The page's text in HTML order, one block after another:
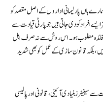
ہاں پارلیمانی اداروں کے اصل مقصد کو
افراد کو دی جاتی ہیں جو پارٹی قیادت سے
فائدہ مطلوب ہو۔ اس روش سے نہ صرف اہل
بلکہ قانون سازی کے عمل کو بھی شدید
بنیادی آئینی، قانونی اور پالیسی